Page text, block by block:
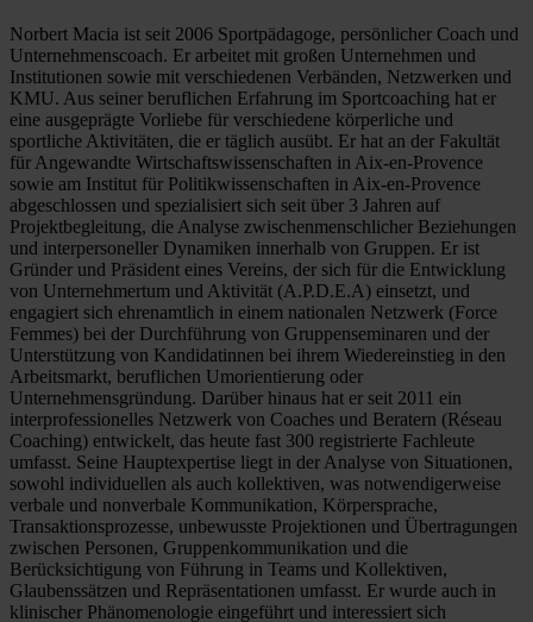
Norbert Macia ist seit 2006 Sportpädagoge, persönlicher Coach und
Unternehmenscoach. Er arbeitet mit großen Unternehmen und
Institutionen sowie mit verschiedenen Verbänden, Netzwerken und
KMU. Aus seiner beruflichen Erfahrung im Sportcoaching hat er
eine ausgeprägte Vorliebe für verschiedene körperliche und
sportliche Aktivitäten, die er täglich ausübt. Er hat an der Fakultät
für Angewandte Wirtschaftswissenschaften in Aix-en-Provence
sowie am Institut für Politikwissenschaften in Aix-en-Provence
abgeschlossen und spezialisiert sich seit über 3 Jahren auf
Projektbegleitung, die Analyse zwischenmenschlicher Beziehungen
und interpersoneller Dynamiken innerhalb von Gruppen. Er ist
Gründer und Präsident eines Vereins, der sich für die Entwicklung
von Unternehmertum und Aktivität (A.P.D.E.A) einsetzt, und
engagiert sich ehrenamtlich in einem nationalen Netzwerk (Force
Femmes) bei der Durchführung von Gruppenseminaren und der
Unterstützung von Kandidatinnen bei ihrem Wiedereinstieg in den
Arbeitsmarkt, beruflichen Umorientierung oder
Unternehmensgründung. Darüber hinaus hat er seit 2011 ein
interprofessionelles Netzwerk von Coaches und Beratern (Réseau
Coaching) entwickelt, das heute fast 300 registrierte Fachleute
umfasst. Seine Hauptexpertise liegt in der Analyse von Situationen,
sowohl individuellen als auch kollektiven, was notwendigerweise
verbale und nonverbale Kommunikation, Körpersprache,
Transaktionsprozesse, unbewusste Projektionen und Übertragungen
zwischen Personen, Gruppenkommunikation und die
Berücksichtigung von Führung in Teams und Kollektiven,
Glaubenssätzen und Repräsentationen umfasst. Er wurde auch in
klinischer Phänomenologie eingeführt und interessiert sich